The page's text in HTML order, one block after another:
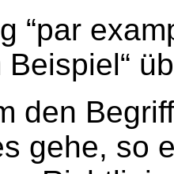
“par
Beispiel“
den
gehe, so